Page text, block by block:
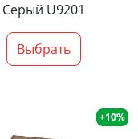
Серый U9201
Выбрать
+10%